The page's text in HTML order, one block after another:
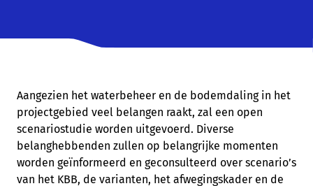
Aangezien het waterbeheer en de bodemdaling in het
projectgebied veel belangen raakt, zal een open
scenariostudie worden uitgevoerd. Diverse
belanghebbenden zullen op belangrijke momenten
worden geïnformeerd en geconsulteerd over scenario’s
van het KBB, de varianten, het afwegingskader en de